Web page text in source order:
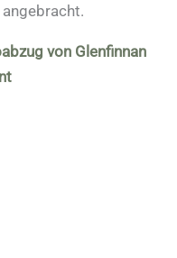
von Glenfinnan